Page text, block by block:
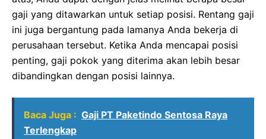
gaji yang ditawarkan untuk setiap posisi. Rentang gaji
ini juga bergantung pada lamanya Anda bekerja di
perusahaan tersebut. Ketika Anda mencapai posisi
penting, gaji pokok yang diterima akan lebih besar
dibandingkan dengan posisi lainnya.
Baca Juga : Gaji PT Paketindo Sentosa Raya
Terlengkap